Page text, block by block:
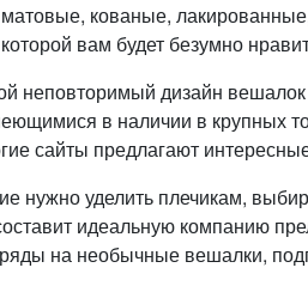
кованые,
вам будет безумно
неповторимый дизайн
в наличии в крупных
сайты предлагают
нужно уделить плечикам,
идеальную компанию
на необычные вешалки,